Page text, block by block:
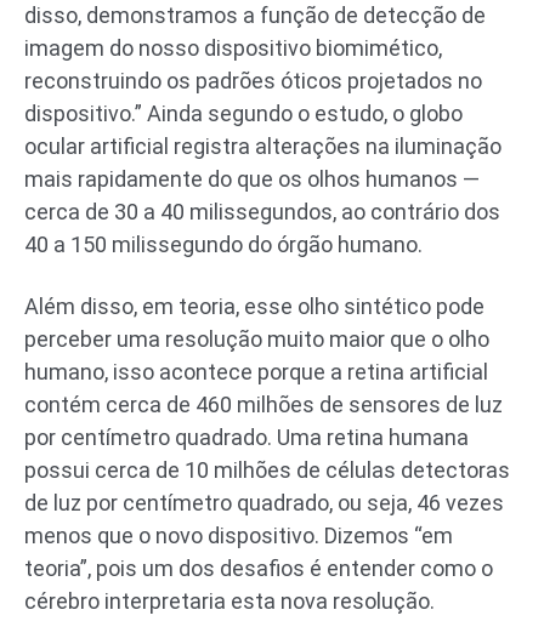
disso, demonstramos a função de detecção de
imagem do nosso dispositivo biomimético,
reconstruindo os padrões óticos projetados no
dispositivo.” Ainda segundo o estudo, o globo
ocular artificial registra alterações na iluminação
mais rapidamente do que os olhos humanos —
cerca de 30 a 40 milissegundos, ao contrário dos
40 a 150 milissegundo do órgão humano.
Além disso, em teoria, esse olho sintético pode
perceber uma resolução muito maior que o olho
humano, isso acontece porque a retina artificial
contém cerca de 460 milhões de sensores de luz
por centímetro quadrado. Uma retina humana
possui cerca de 10 milhões de células detectoras
de luz por centímetro quadrado, ou seja, 46 vezes
menos que o novo dispositivo. Dizemos “em
teoria”, pois um dos desafios é entender como o
cérebro interpretaria esta nova resolução.